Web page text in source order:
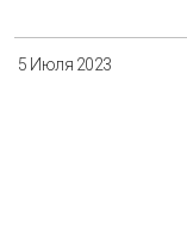
5 Июля 2023